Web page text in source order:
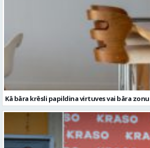
Kā bāra krēsli papildina virtuves vai bāra zonu